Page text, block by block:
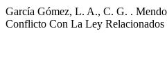
García Gómez, L. A., C. G. .
Conflicto Con La Ley